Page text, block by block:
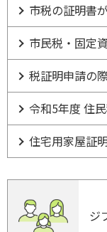
市税の証明書
市民税・固定
税証明申請の
令和5年度 住
住宅用家屋証
ジ